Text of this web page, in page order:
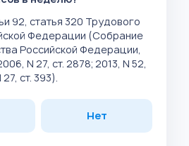
92, статья 320 Трудового
Федерации (Собрание
Российской Федерации,
N 27, ст. 2878; 2013, N 52,
27, ст. 393).
Нет